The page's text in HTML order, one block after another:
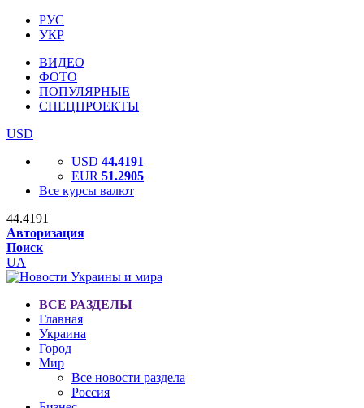
РУС
УКР
ВИДЕО
ФОТО
ПОПУЛЯРНЫЕ
СПЕЦПРОЕКТЫ
USD
USD 44.4191
EUR 51.2905
Все курсы валют
44.4191
Авторизация
Поиск
UA
ВСЕ РАЗДЕЛЫ
Главная
Украина
Город
Мир
Все новости раздела
Россия